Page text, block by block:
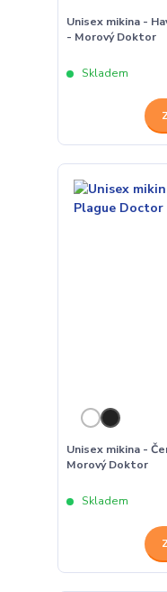
Unisex mikina -
- Morový Doktor
Skladem
Unisex mikina -
Morový Doktor
Skladem